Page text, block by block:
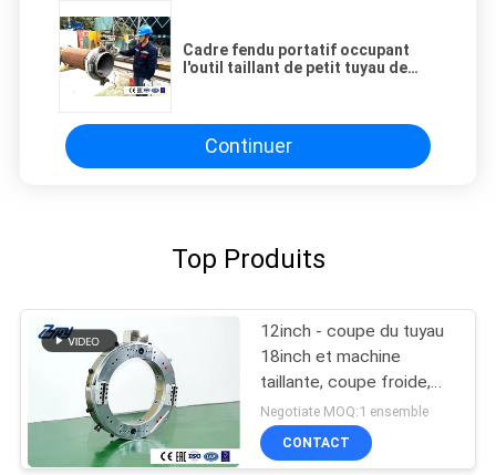
Cadre fendu portatif occupant
l'outil taillant de petit tuyau de
Continuer
Top Produits
12inch - coupe du tuyau
18inch et machine
taillante, coupe froide,
coupe du tuyau 18inch,
tailler du tuyau 18inch
Negotiate MOQ:1 ensemble
CONTACT